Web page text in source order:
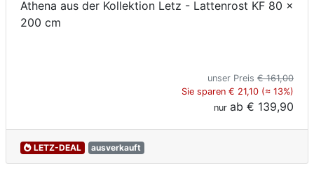
Athena aus der Kollektion Letz - Lattenrost KF 80 x
200 cm
unser Preis € 161,00
Sie sparen € 21,10 (≈ 13%)
nur ab € 139,90
LETZ-DEAL ausverkauft